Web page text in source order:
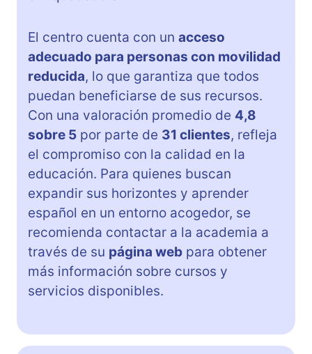
El centro cuenta con un acceso
adecuado para personas con movilidad
reducida, lo que garantiza que todos
puedan beneficiarse de sus recursos.
Con una valoración promedio de 4,8
sobre 5 por parte de 31 clientes, refleja
el compromiso con la calidad en la
educación. Para quienes buscan
expandir sus horizontes y aprender
español en un entorno acogedor, se
recomienda contactar a la academia a
través de su página web para obtener
más información sobre cursos y
servicios disponibles.